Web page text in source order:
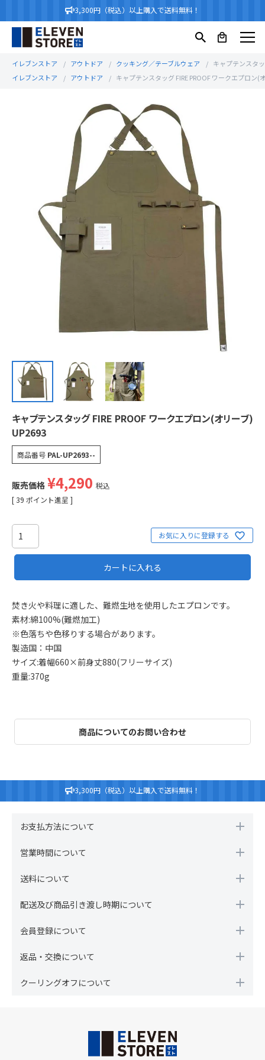
3,300円（税込）以上購入で送料無料！
イレブンストア アウトドア クッキング／テーブルウェア
キャプテンスタ
イレブンストア
アウトドア キャプテンスタッグ FIRE PROOF ワークエプロン(
キャプテンスタッグ FIRE PROOF ワークエプロン(オリーブ)
UP2693
商品番号 PAL-UP2693--
販売価格 ¥4,290 税込
[39 ポイント進呈 ]
お気に入りに登録する
カートに入れる
焚き火や料理に適した、難燃生地を使用したエプロンです。
素材:綿100%(難燃加工)
※色落ちや色移りする場合があります。
製造国：中国
サイズ:着幅660×前身丈880(フリーサイズ)
重量:370g
商品についてのお問い合わせ
3,300円（税込）以上購入で送料無料！
お支払方法について
営業時間について
送料について
配送及び商品引き渡し時期について
会員登録について
返品・交換について
クーリングオフについて